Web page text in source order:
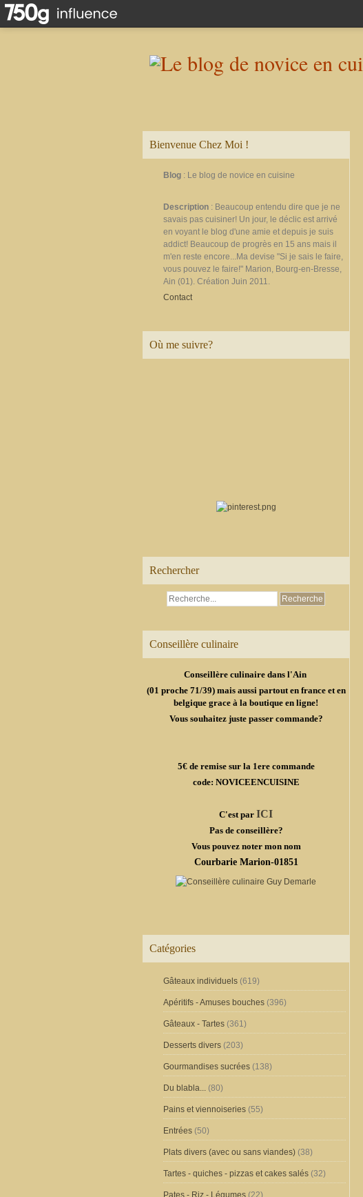
Bienvenue Chez Moi !
Blog : Le blog de novice en cuisine
Description : Beaucoup entendu dire que je ne
savais pas cuisiner! Un jour, le déclic est arrivé
en voyant le blog d'une amie et depuis je suis
addict! Beaucoup de progrès en 15 ans mais il
m'en reste encore...Ma devise "Si je sais le faire,
vous pouvez le faire!" Marion, Bourg-en-Bresse,
Ain (01). Création Juin 2011.
Contact
Où me suivre?
Rechercher
Conseillère culinaire
Conseillère culinaire dans l'Ain
(01 proche 71/39) mais aussi partout en france et en
belgique grace à la boutique en ligne!
Vous souhaitez juste passer commande?
5€ de remise sur la 1ere commande
code: NOVICEENCUISINE
C'est par ICI
Pas de conseillère?
Vous pouvez noter mon nom
Courbarie Marion-01851
Catégories
Gâteaux individuels (619)
Apéritifs - Amuses bouches (396)
Gâteaux - Tartes (361)
Desserts divers (203)
Gourmandises sucrées (138)
Du blabla... (80)
Pains et viennoiseries (55)
Entrées (50)
Plats divers (avec ou sans viandes) (38)
Tartes - quiches - pizzas et cakes salés (32)
Pates - Riz - Légumes (22)